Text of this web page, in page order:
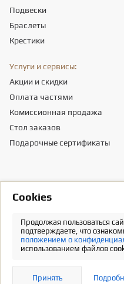
Подвески
Браслеты
Крестики
Услуги и сервисы:
Акции и скидки
Оплата частями
Комиссионная продажа
Стол заказов
Подарочные сертификаты
Местонахождение - 03151, г.
идентификационный код
Информация о стоимости
доставка». В расчет стоимости
Сookies
Продолжая пользоваться
подтверждаете, что
положением о
использованием файлов
Принять